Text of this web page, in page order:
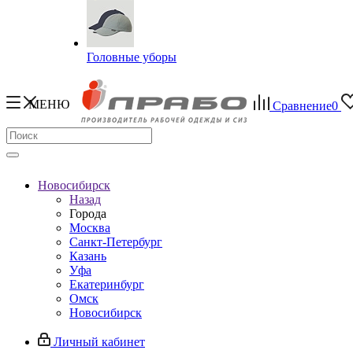
Головные уборы
МЕНЮ Сравнение0
Новосибирск
Назад
Города
Москва
Санкт-Петербург
Казань
Уфа
Екатеринбург
Омск
Новосибирск
Личный кабинет